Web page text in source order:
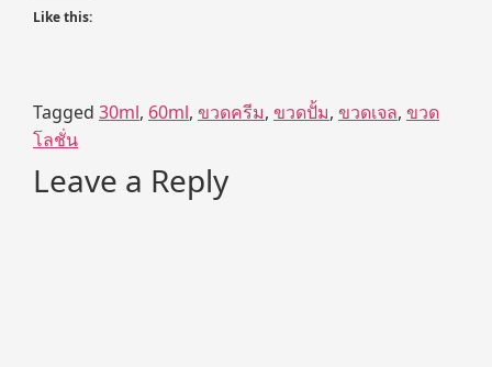
Like this:
Tagged 30ml, 60ml, ขวดครีม, ขวดปั้ม, ขวดเจล, ขวด
โลชั่น
Leave a Reply